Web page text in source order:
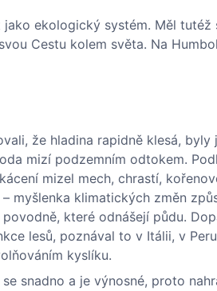
ekologický systém. Měl tutéž
Cestu kolem světa. Na
že hladina rapidně klesá, byly
mizí podzemním odtokem.
mizel mech, chrastí,
myšlenka klimatických změn
které odnášejí půdu.
lesů, poznával to v Itálii, v
kyslíku.
snadno a je výnosné, proto